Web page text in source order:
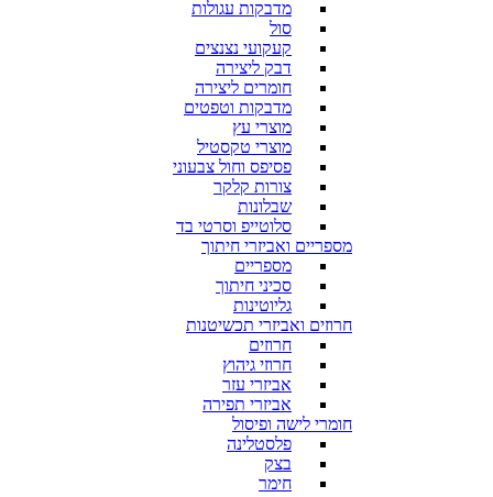
מדבקות עגולות
סול
קעקועי נצנצים
דבק ליצירה
חומרים ליצירה
מדבקות וטפטים
מוצרי עץ
מוצרי טקסטיל
פסיפס וחול צבעוני
צורות קלקר
שבלונות
סלוטייפ וסרטי בד
מספריים ואביזרי חיתוך
מספריים
סכיני חיתוך
גליוטינות
חרוזים ואביזרי תכשיטנות
חרוזים
חרוזי גיהוץ
אביזרי עזר
אביזרי תפירה
חומרי לישה ופיסול
פלסטלינה
בצק
חימר